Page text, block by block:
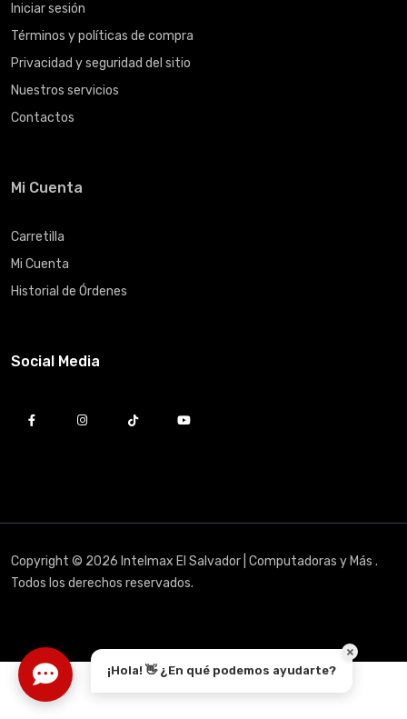
Iniciar sesión
Términos y políticas de compra
Privacidad y seguridad del sitio
Nuestros servicios
Contactos
Mi Cuenta
Carretilla
Mi Cuenta
Historial de Órdenes
Social Media
Copyright © 2026 Intelmax El Salvador | Computadoras y Más .
Todos los derechos reservados.
¡Hola! 👋 ¿En qué podemos ayudarte?